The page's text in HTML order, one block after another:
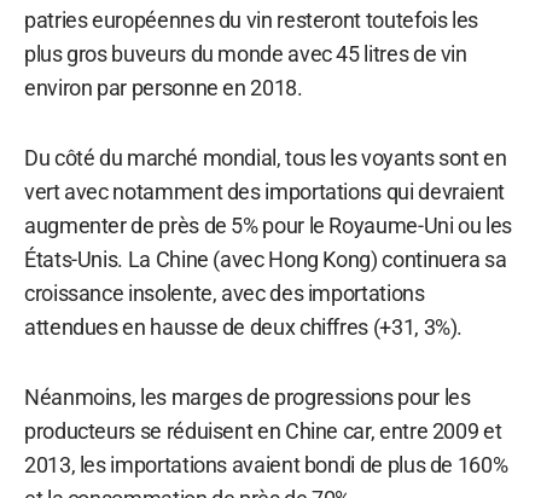
patries européennes du vin resteront toutefois les
plus gros buveurs du monde avec 45 litres de vin
environ par personne en 2018.
Du côté du marché mondial, tous les voyants sont en
vert avec notamment des importations qui devraient
augmenter de près de 5% pour le Royaume-Uni ou les
États-Unis. La Chine (avec Hong Kong) continuera sa
croissance insolente, avec des importations
attendues en hausse de deux chiffres (+31, 3%).
Néanmoins, les marges de progressions pour les
producteurs se réduisent en Chine car, entre 2009 et
2013, les importations avaient bondi de plus de 160%